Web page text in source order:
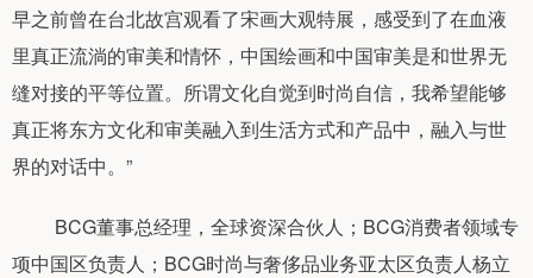
早之前曾在台北故宫观看了宋画大观特展，感受到了在血液
里真正流淌的审美和情怀，中国绘画和中国审美是和世界无
缝对接的平等位置。所谓文化自觉到时尚自信，我希望能够
真正将东方文化和审美融入到生活方式和产品中，融入与世
界的对话中。”
BCG董事总经理，全球资深合伙人；BCG消费者领域专
项中国区负责人；BCG时尚与奢侈品业务亚太区负责人杨立